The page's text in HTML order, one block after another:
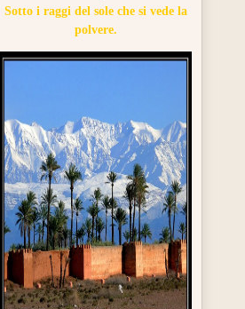
Sotto i raggi del sole che si vede la
polvere.